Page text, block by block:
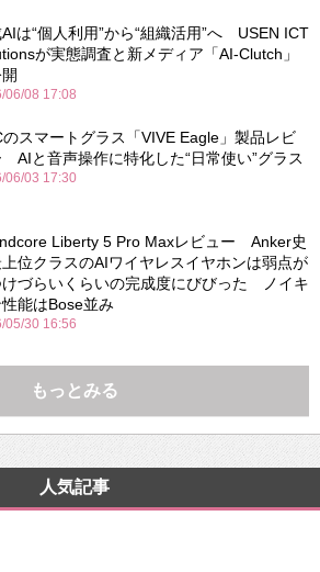
は“個人利用”から“組織活用”へ USEN ICT
が実態調査と新メディア「AI-Clutch」
06/08 17:08
のスマートグラス「VIVE Eagle」製品レビ
AIと音声操作に特化した“日常使い”グラス
06/03 17:30
Liberty 5 Pro Maxレビュー Anker史
位クラスのAIワイヤレスイヤホンは弱点が
けづらいくらいの完成度にびびった ノイキ
性能はBose並み
05/30 16:56
もっとみる
人気記事